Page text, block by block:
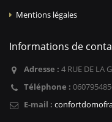
Mentions légales
Informations de
Adresse : 4 RUE DE LA
Téléphone :
E-mail :